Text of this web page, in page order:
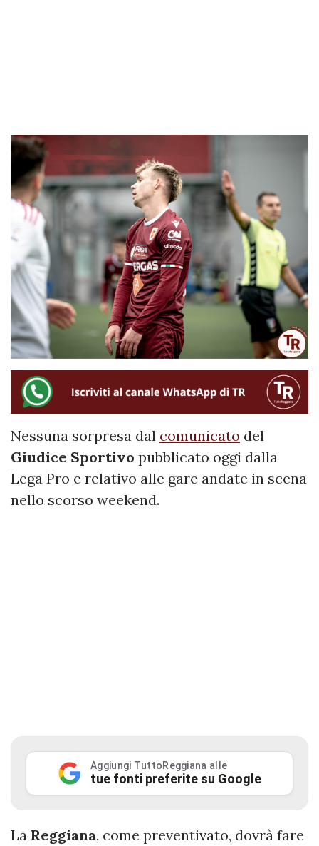
Nessuna sorpresa dal comunicato del
Giudice Sportivo pubblicato oggi dalla
Lega Pro e relativo alle gare andate in scena
nello scorso weekend.
Aggiungi TuttoReggiana alle
tue fonti preferite su Google
La Reggiana, come preventivato, dovrà fare